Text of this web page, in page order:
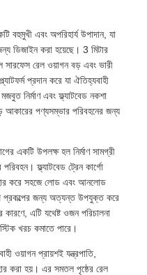
বহুমুখী এবং অপরিহার্য উপাদান, যা
ডিজাইন করা হয়েছে। 3 মিটার
রেল ওয়াগন বড় এবং ভারী
প্রদান করে যা ঐতিহ্যবাহী
নির্মাণ এবং ফ্ল্যাটবেড নকশা
আকারের পণ্যসম্ভার পরিবহনের জন্য
একটি উপলক্ষ হল নির্মাণ সামগ্রী
ফ্ল্যাটবেড ট্রেন কার্গো
করে সহজে লোড এবং আনলোড
প্রকল্পের জন্য অত্যন্ত উপযুক্ত করে
এটি যথেষ্ট ওজন পরিচালনা
খরচ কমাতে পারে।
ওয়াগন প্রায়শই যন্ত্রপাতি,
করা হয়। এর সমতল পৃষ্ঠের রেল